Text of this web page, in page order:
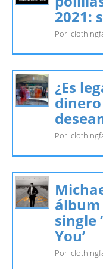
2021:
Por
¿Es
Por
álbum
single
You’
Por